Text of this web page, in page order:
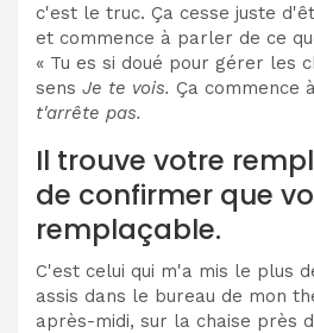
c'est le truc. Ça cesse juste
et commence à parler de ce
« Tu es si doué pour gérer les
sens Je te vois. Ça commence
t'arrête pas.
Il trouve votre
de confirmer que
remplaçable.
C'est celui qui m'a mis le plus
assis dans le bureau de mon
après-midi, sur la chaise près